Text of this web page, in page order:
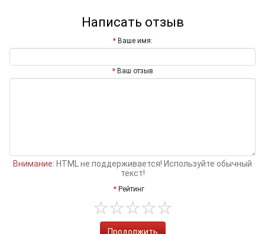
Написать отзыв
Ваше имя:
Ваш отзыв
Внимание: HTML не поддерживается! Используйте обычный
текст!
Рейтинг
Продолжить